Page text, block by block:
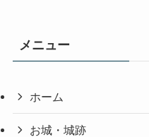
メニュー
ホーム
お城・城跡